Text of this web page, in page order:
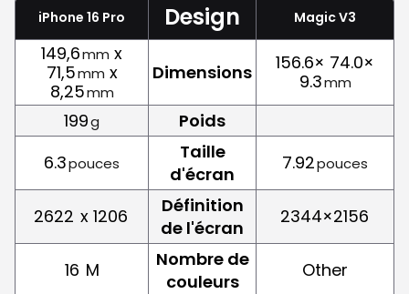
iPhone 16 Pro Design Magic V3
149,6mm x
71,5mm x
8,25mm
Dimensions
156.6× 74.0×
9.3mm
199g
Poids
6.3pouces
Taille
d'écran
7.92pouces
2622 x 1206
Définition
de l'écran
2344×2156
16 M
Nombre de
couleurs
Other